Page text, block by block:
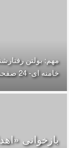
مهم: بولتن
خامنه ای- 24 صفحه
بازخوانی